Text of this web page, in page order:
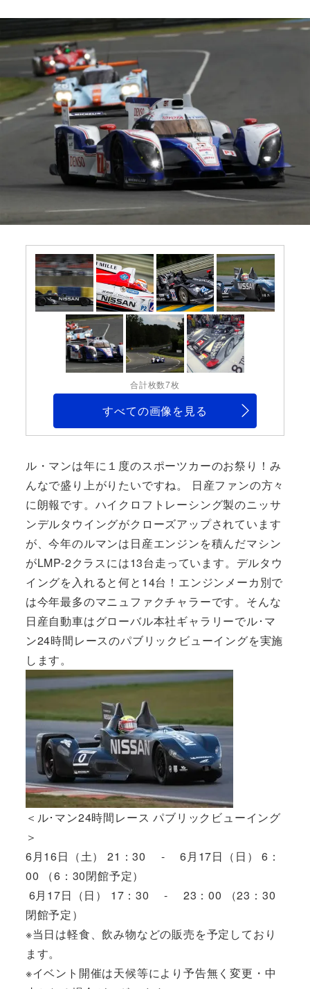
合計枚数7枚
すべての画像を見る
ル・マンは年に１度のスポーツカーのお祭り！み
んなで盛り上がりたいですね。 日産ファンの方々
に朗報です。ハイクロフトレーシング製のニッサ
ンデルタウイングがクローズアップされています
が、今年のルマンは日産エンジンを積んだマシン
がLMP-2クラスには13台走っています。デルタウ
イングを入れると何と14台！エンジンメーカ別で
は今年最多のマニュファクチャラーです。そんな
日産自動車はグローバル本社ギャラリーでル･マ
ン24時間レースのパブリックビューイングを実施
します。
＜ル･マン24時間レース パブリックビューイング
＞
6月16日（土） 21：30 - 6月17日（日） 6：
00 （6：30閉館予定）
6月17日（日） 17：30 - 23：00 （23：30
閉館予定）
※当日は軽食、飲み物などの販売を予定しており
ます。
※イベント開催は天候等により予告無く変更・中